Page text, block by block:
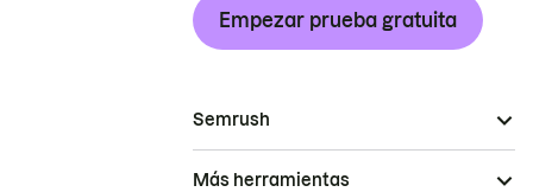
Empezar prueba gratuita
Semrush
Más herramientas